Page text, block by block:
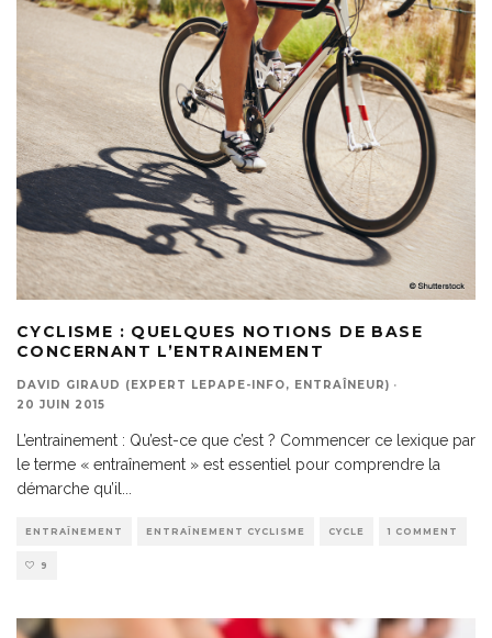
CYCLISME : QUELQUES NOTIONS DE BASE
CONCERNANT L’ENTRAINEMENT
DAVID GIRAUD (EXPERT LEPAPE-INFO, ENTRAÎNEUR) ·
20 JUIN 2015
L’entrainement : Qu’est-ce que c’est ? Commencer ce lexique par
le terme « entraînement » est essentiel pour comprendre la
démarche qu’il
ENTRAÎNEMENT ENTRAÎNEMENT CYCLISME CYCLE 1 COMMENT
9